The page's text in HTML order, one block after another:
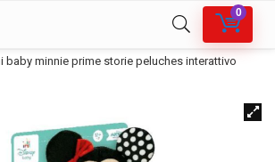
0
baby minnie prime storie peluches interattivo